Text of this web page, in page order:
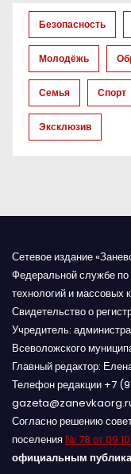
а
п
и
с
я
Безопасность
Молодёжь
Семья Спорт
Эксклюзив
Сетевое издание
Федеральной службе
технологий и массовых
Свидетельство о
Учредитель:
Всеволожского
Главный редактор:
Телефон редакции +7
Согласно решению
поселения № 78 от
официальным